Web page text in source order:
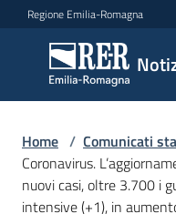
Vai al contenuto
Vai alla navigazione
Vai al footer
Regione Emilia-Romagna
Notizie
Comunicati
stampa
Menu selezionato
Cerca
Home / Comunicati
Coronavirus.
nuovi casi, oltre 3.700 i
intensive (+1), in